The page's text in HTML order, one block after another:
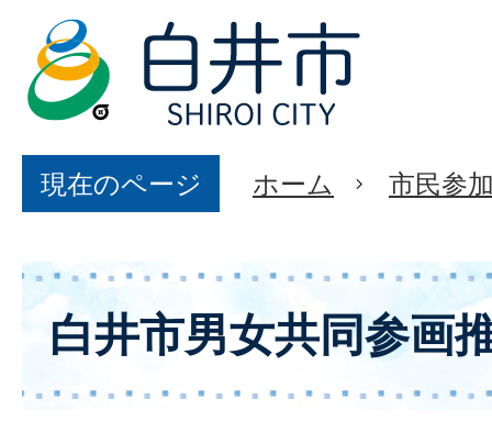
現在のページ ホーム 市民参
白井市男女共同参画